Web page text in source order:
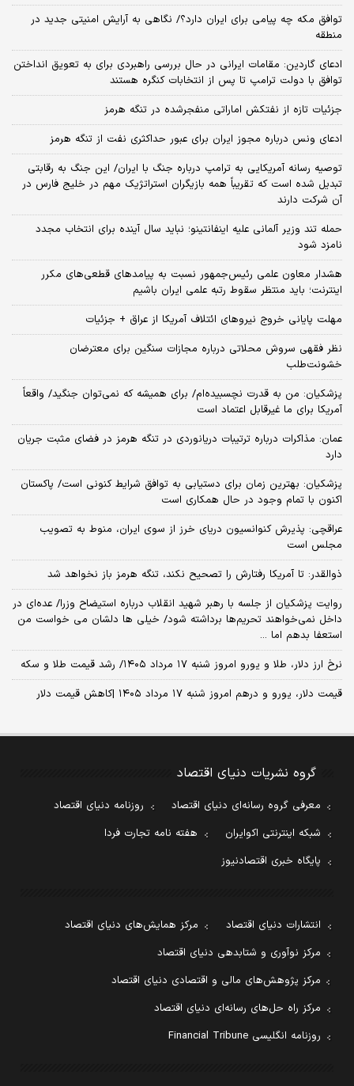
توافق مکه چه پیامی برای ایران دارد؟/ نگاهی به آرایش امنیتی جدید در
منطقه
ادعای گاردین: مقامات ایرانی در حال بررسی راهبردی برای به تعویق انداختن
توافق با دولت ترامپ تا پس از انتخابات کنگره هستند
جزئیات تازه از نفتکش اماراتی منفجرشده در تنگه هرمز
ادعای ونس درباره مجوز ایران برای عبور حداکثری نفت از تنگه هرمز
توصیه رسانه آمریکایی به ترامپ درباره جنگ با ایران/ این جنگ به رقابتی
تبدیل شده است که تقریباً همه بازیگران استراتژیک مهم در خلیج فارس در
آن شرکت دارند
حمله تند وزیر آلمانی علیه اینفانتینو؛ نباید سال آینده برای انتخاب مجدد
نامزد شود
هشدار معاون علمی رئیس‌جمهور نسبت به پیامدهای قطعی‌های مکرر
اینترنت؛ باید منتظر سقوط رتبه علمی ایران باشیم
مهلت پایانی خروج نیروهای ائتلاف آمریکا از عراق + جزئیات
نظر فقهی سروش محلاتی درباره مجازات سنگین برای معترضان
خشونت‌طلب
پزشکیان: من به قدرت نچسبیده‌ام/ برای همیشه که نمی‌توان جنگید/ واقعاً
آمریکا برای ما غیرقابل اعتماد است
عمان: مذاکرات درباره ترتیبات دریانوردی در تنگه هرمز در فضای مثبت جریان
دارد
پزشکیان‌: بهترین زمان برای دستیابی به توافق شرایط کنونی است/ پاکستان
اکنون با تمام وجود در حال همکاری است
عراقچی: پذیرش کنوانسیون دریای خرز از سوی ایران، منوط به تصویب
مجلس است
ذوالقدر: تا آمریکا رفتارش را تصحیح نکند، تنگه هرمز باز نخواهد شد
روایت پزشکیان از جلسه با رهبر شهید انقلاب درباره استیضاح وزرا/ عده‌ای در
داخل نمی‌خواهند تحریم‌ها برداشته شود/ خیلی ها دلشان می خواست من
استعفا بدهم اما ...
نرخ ارز دلار، طلا و یورو امروز شنبه ۱۷ مرداد ۱۴۰۵/ رشد قیمت طلا و سکه
قیمت دلار، یورو و درهم امروز شنبه ۱۷ مرداد ۱۴۰۵ |کاهش قیمت دلار
گروه نشریات دنیای اقتصاد
معرفی گروه رسانه‌ای دنیای اقتصاد
روزنامه دنیای اقتصاد
شبکه اینترنتی اکوایران
هفته نامه تجارت فردا
پایگاه خبری اقتصادنیوز
انتشارات دنیای اقتصاد
مرکز همایش‌های دنیای اقتصاد
مرکز نوآوری و شتابدهی دنیای اقتصاد
مرکز پژوهش‌های مالی و اقتصادی دنیای اقتصاد
مرکز راه حل‌های رسانه‌ای دنیای اقتصاد
روزنامه انگلیسی Financial Tribune